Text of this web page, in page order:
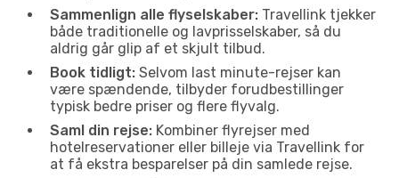
Sammenlign alle flyselskaber: Travellink tjekker
både traditionelle og lavprisselskaber, så du
aldrig går glip af et skjult tilbud.
Book tidligt: Selvom last minute-rejser kan
være spændende, tilbyder forudbestillinger
typisk bedre priser og flere flyvalg.
Saml din rejse: Kombiner flyrejser med
hotelreservationer eller billeje via Travellink for
at få ekstra besparelser på din samlede rejse.